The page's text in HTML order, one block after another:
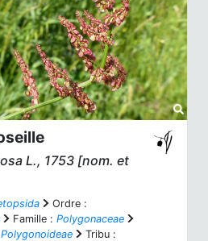
L., 1753 [nom. et
Ordre :
Famille : Polygonaceae
Polygonoideae
Tribu :